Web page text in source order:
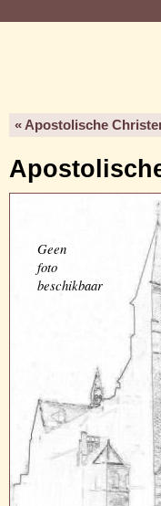
« Apostolische
Geen
foto
beschikbaar